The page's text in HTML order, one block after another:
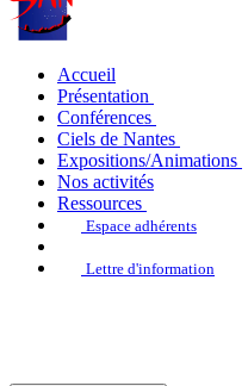
Accueil
Présentation
Conférences
Ciels de Nantes
Expositions/Animations
Nos activités
Ressources
Espace adhérents
Lettre d'information